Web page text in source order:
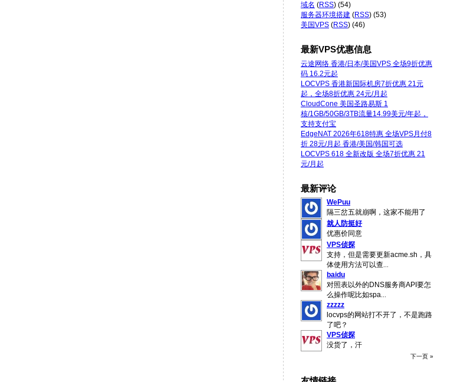
域名 (RSS) (54)
服务器环境搭建 (RSS) (53)
美国VPS (RSS) (46)
最新VPS优惠信息
云途网络 香港/日本/美国VPS 全场9折优惠
码 16.2元起
LOCVPS 香港新国际机房7折优惠 21元
起，全场8折优惠 24元/月起
CloudCone 美国圣路易斯 1
核/1GB/50GB/3TB流量14.99美元/年起，
支持支付宝
EdgeNAT 2026年618特惠 全场VPS月付8
折 28元/月起 香港/美国/韩国可选
LOCVPS 618 全新改版 全场7折优惠 21
元/月起
最新评论
WePuu
隔三岔五就崩啊，这家不能用了
就人防挺好
优惠价同意
VPS侦探
支持，但是需要更新acme.sh，具
体使用方法可以查
baidu
对照表以外的DNS服务商API要怎
么操作呢比如spa
zzzzz
locvps的网站打不开了，不是跑路
了吧？
VPS侦探
没货了，汗
下一页 »